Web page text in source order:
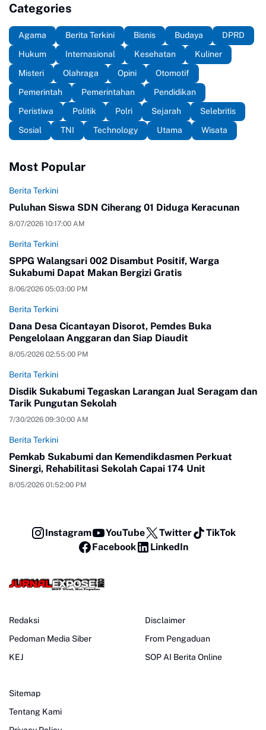
Categories
Agama Berita Terkini Bisnis Budaya
DPRD
Hukum
Internasional Kesehatan
Kuliner
Misteri
Olahraga Opini
Otomotif
Pemerintah
Pemerintahan
Pendidikan
Peristiwa
Politik Polri Sejarah
Selebritis
Sosial
TNI Technology Utama Wisata
Most Popular
Berita Terkini
Puluhan Siswa SDN Ciherang 01 Diduga Keracunan
8/07/2026 10:17:00 AM
Berita Terkini
SPPG Walangsari 002 Disambut Positif, Warga
Sukabumi Dapat Makan Bergizi Gratis
8/06/2026 05:03:00 PM
Berita Terkini
Dana Desa Cicantayan Disorot, Pemdes Buka
Pengelolaan Anggaran dan Siap Diaudit
8/05/2026 02:55:00 PM
Berita Terkini
Disdik Sukabumi Tegaskan Larangan Jual Seragam dan
Tarik Pungutan Sekolah
7/30/2026 09:30:00 AM
Berita Terkini
Pemkab Sukabumi dan Kemendikdasmen Perkuat
Sinergi, Rehabilitasi Sekolah Capai 174 Unit
8/05/2026 01:52:00 PM
Instagram YouTube Twitter
TikTok
Facebook
LinkedIn
Redaksi
Pedoman Media Siber
KEJ
Disclaimer
From Pengaduan
SOP AI Berita Online
Sitemap
Tentang Kami